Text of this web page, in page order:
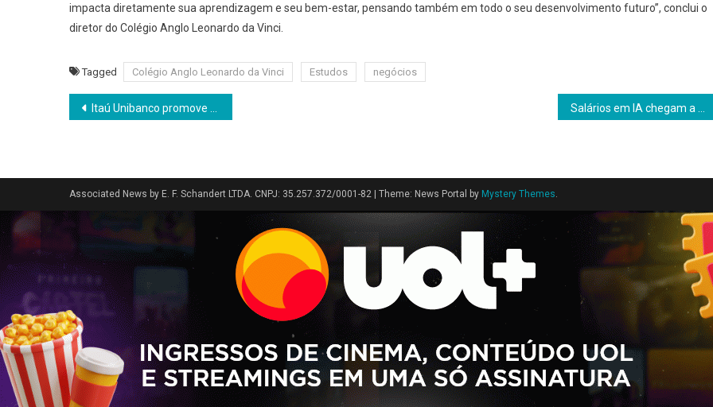
impacta diretamente sua aprendizagem e seu bem-estar, pensando também em todo o seu desenvolvimento futuro”, conclui o
diretor do Colégio Anglo Leonardo da Vinci.
Tagged Colégio Anglo Leonardo da Vinci Estudos negócios
Navegação
Itaú Unibanco promove leilão de imóveis com descontos de até 77% em parceria com o Leilão Eletrônico
Associated News by E. F. Schandert LTDA. CNPJ: 35.257.372/0001-82 | Theme: News Portal by Mystery Themes